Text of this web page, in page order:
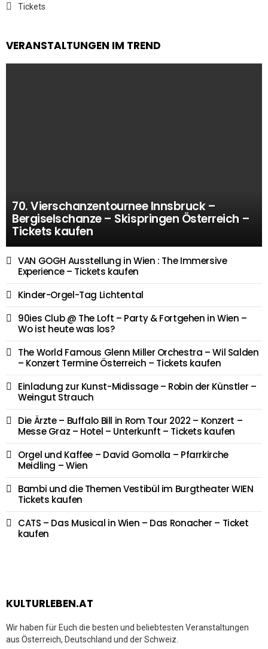
Tickets
VERANSTALTUNGEN IM TREND
70. Vierschanzentournee Innsbruck –
Bergiselschanze – Skispringen Österreich –
Tickets kaufen
VAN GOGH Ausstellung in Wien : The Immersive
Experience – Tickets kaufen
Kinder-Orgel-Tag Lichtental
90ies Club @ The Loft – Party & Fortgehen in Wien –
Wo ist heute was los?
The World Famous Glenn Miller Orchestra – Wil Salden
– Konzert Termine Österreich – Tickets kaufen
Einladung zur Kunst-Midissage – Robin der Künstler –
Weingut Strauch
Die Ärzte – Buffalo Bill in Rom Tour 2022 – Konzert –
Messe Graz – Hotel – Unterkunft – Tickets kaufen
Orgel und Kaffee – David Gomolla – Pfarrkirche
Meidling – Wien
Bambi und die Themen Vestibül im Burgtheater WIEN
Tickets kaufen
CATS – Das Musical in Wien – Das Ronacher – Ticket
kaufen
KULTURLEBEN.AT
Wir haben für Euch die besten und beliebtesten Veranstaltungen
aus Österreich, Deutschland und der Schweiz.